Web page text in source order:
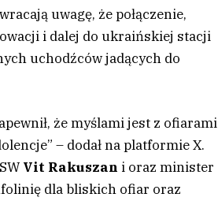
uwagę, że połączenie,
i dalej do ukraińskiej stacji
uchodźców jadących do
że myślami jest z ofiarami
– dodał na platformie X.
Vit Rakuszan i oraz minister
dla bliskich ofiar oraz